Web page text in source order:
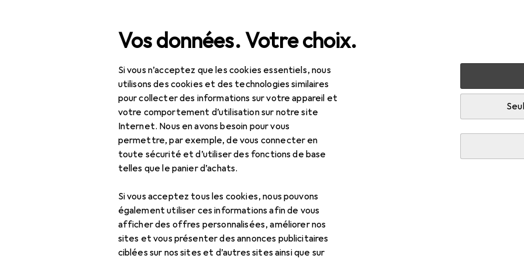
Vos données. Votre choix.
Si vous n’acceptez que les cookies essentiels, nous
utilisons des cookies et des technologies similaires
pour collecter des informations sur votre appareil et
votre comportement d’utilisation sur notre site
Internet. Nous en avons besoin pour vous
permettre, par exemple, de vous connecter en
toute sécurité et d’utiliser des fonctions de base
telles que le panier d’achats.
Si vous acceptez tous les cookies, nous pouvons
également utiliser ces informations afin de vous
afficher des offres personnalisées, améliorer nos
sites et vous présenter des annonces publicitaires
ciblées sur nos sites et d’autres sites ainsi que sur
Recherche
Tout l'assortiment IT + multimédia Périphériques
EUR
21,75
DelockSouris ergonomique
Sans fil
Accessoires pour Delock Souris
Ici, vous trouverez des accessoires compatibles avec le produit Delock Souris